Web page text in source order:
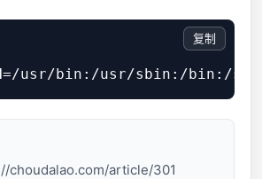
复制
choudalao.com/article/301